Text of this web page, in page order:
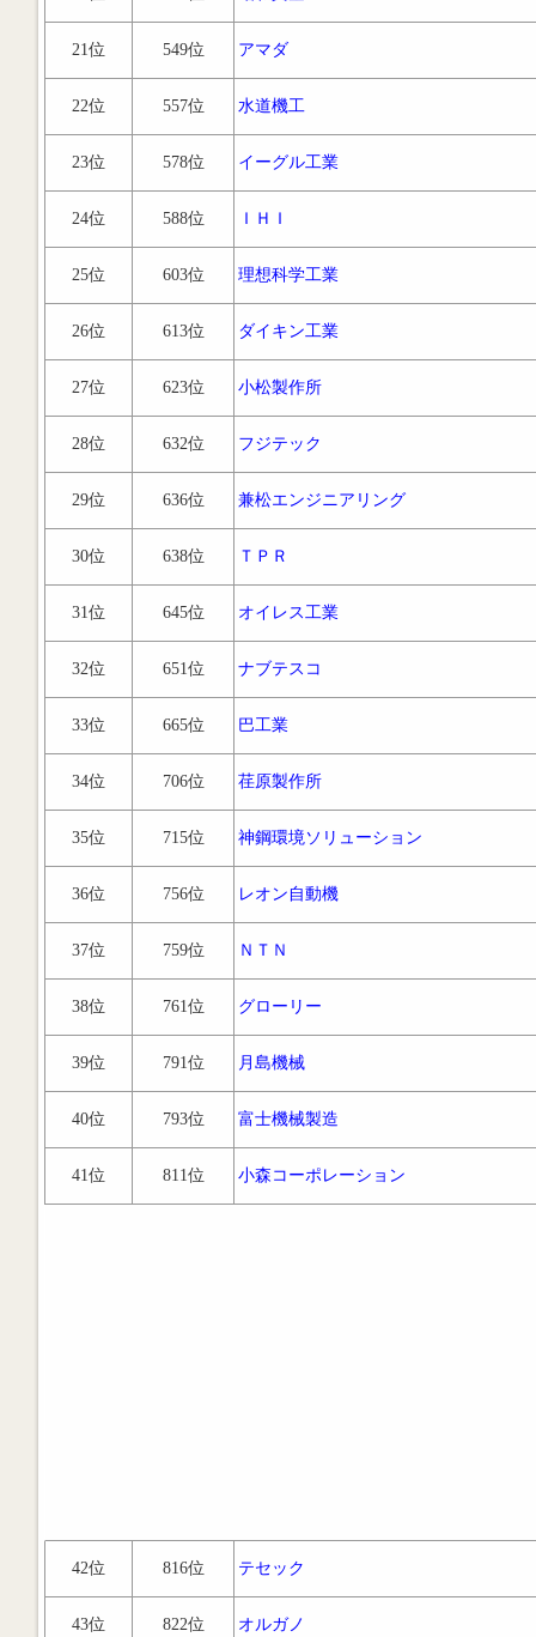
21位 549位 アマダ
22位 557位 水道機工
23位 578位 イーグル工業
24位 588位 ＩＨＩ
25位 603位 理想科学工業
26位 613位 ダイキン工業
27位 623位 小松製作所
28位 632位 フジテック
29位 636位 兼松エンジニアリング
30位 638位 ＴＰＲ
31位 645位 オイレス工業
32位 651位 ナブテスコ
33位 665位 巴工業
34位 706位 荏原製作所
35位 715位 神鋼環境ソリューション
36位 756位 レオン自動機
37位 759位 ＮＴＮ
38位 761位 グローリー
39位 791位 月島機械
40位 793位 富士機械製造
41位 811位 小森コーポレーション
42位 816位 テセック
43位 822位 オルガノ